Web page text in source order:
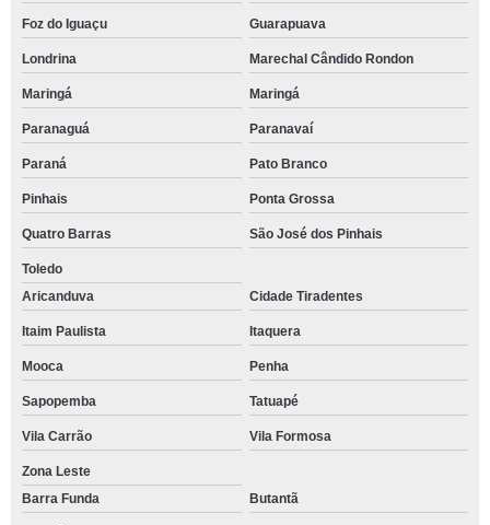
Foz do Iguaçu Guarapuava
Londrina Marechal Cândido Rondon
Maringá Maringá
Paranaguá Paranavaí
Paraná Pato Branco
Pinhais Ponta Grossa
Quatro Barras São José dos Pinhais
Toledo
Aricanduva
Cidade Tiradentes
Itaim Paulista Itaquera
Mooca Penha
Sapopemba Tatuapé
Vila Carrão Vila Formosa
Zona Leste
Barra Funda
Butantã